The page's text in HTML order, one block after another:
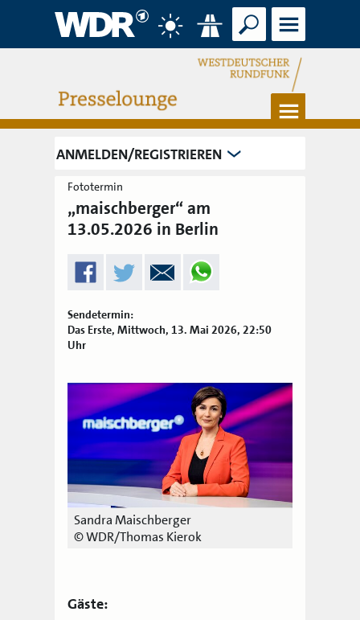
Verkehr
Suche Menü
Menü
ANMELDEN/REGISTRIEREN
Fototermin
„maischberger“ am
13.05.2026 in Berlin
Sendetermin:
Das Erste, Mittwoch, 13. Mai 2026, 22:50
Uhr
Sandra Maischberger
© WDR/Thomas Kierok
Gäste: